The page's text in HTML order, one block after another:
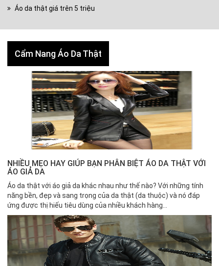
Áo da thật giá trên 5 triệu
Cẩm Nang Áo Da Thật
NHIỀU MẸO HAY GIÚP BẠN PHÂN BIỆT ÁO DA THẬT VỚI
ÁO GIẢ DA
Áo da thật với áo giả da khác nhau như thế nào? Với những tính
năng bền, đẹp và sang trọng của da thật (da thuộc) và nó đáp
ứng được thị hiếu tiêu dùng của nhiều khách hàng...